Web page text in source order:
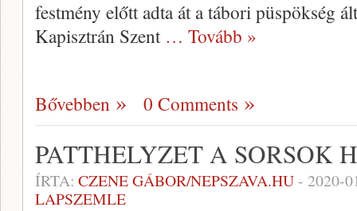
festmény előtt adta át a tábori püspökség
Kapisztrán Szent … Tovább »
Bővebben 0 Comments
PATTHELYZET A SORSOK
ÍRTA: CZENE GÁBOR/NEPSZAVA.HU- 2020-
LAPSZEMLE